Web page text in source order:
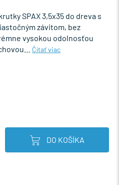
SPAX 3,5x35 do dreva s
závitom, bez
vysokou odolnosťou
Čítať viac
DO KOŠÍKA